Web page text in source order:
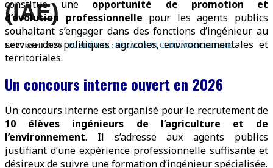
(IAE)
Le 27 avril 2026 PUBLIÉ PAR : RÉDACTION CFDT-AGRICULTURE
constitue une opportunité de promotion et
d’évolution professionnelle pour les agents publics
souhaitant s’engager dans des fonctions d’ingénieur au
service des politiques agricoles, environnementales et
territoriales.
Un concours interne ouvert en 2026
Un concours interne est organisé pour le recrutement de
10 élèves ingénieurs de l’agriculture et de
l’environnement. Il s’adresse aux agents publics
justifiant d’une expérience professionnelle suffisante et
désireux de suivre une formation d’ingénieur spécialisée.